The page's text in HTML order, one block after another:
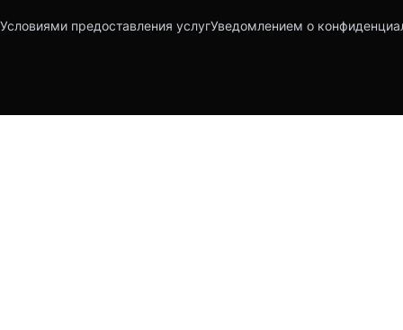
Условиями предоставления услугУведомлением о